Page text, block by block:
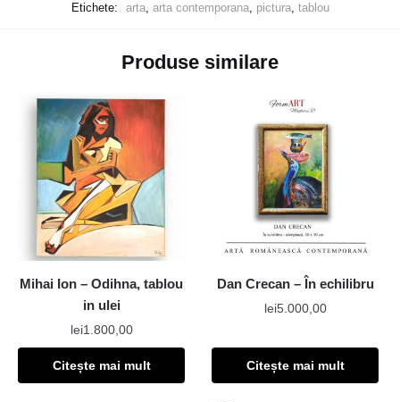
Etichete:
arta, arta contemporana, pictura, tablou
Produse similare
Mihai Ion – Odihna, tablou
in ulei
lei1.800,00
Citește mai mult
Dan Crecan – În echilibru
lei5.000,00
Citește mai mult